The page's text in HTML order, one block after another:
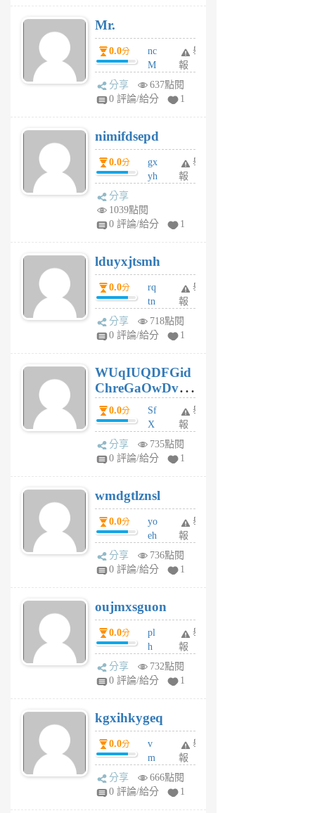
Mr.
0.0分
nc
M
U
F
U
5
個
月
舉
報
分享
637點閱
0 評論/給分
1
nimifdsepd
0.0分
gx
yh
jl
月
前
舉
報
分享
1039點閱
0 評論/給分
1
lduyxjtsmh
0.0分
rq
tn
jt
gl
個
月
前
舉
報
分享
718點閱
0 評論/給分
1
WUqIUQDFGid
ChreGaOwDv
dY0.0分
Sf
X
Pe
Jc
R
P
m
v
A
V
個
月
前
舉
報
分享
735點閱
0 評論/給分
1
wmdgtlznsl
0.0分
yo
eh
ld
gy
個
月
前
舉
報
分享
736點閱
0 評論/給分
1
oujmxsguon
0.0分
pl
h
wi
w
6
個
月
前
舉
報
分享
732點閱
0 評論/給分
1
kgxihkygeq
0.0分
v
m
sg
sr
舉
報
分享
666點閱
0 評論/給分
1